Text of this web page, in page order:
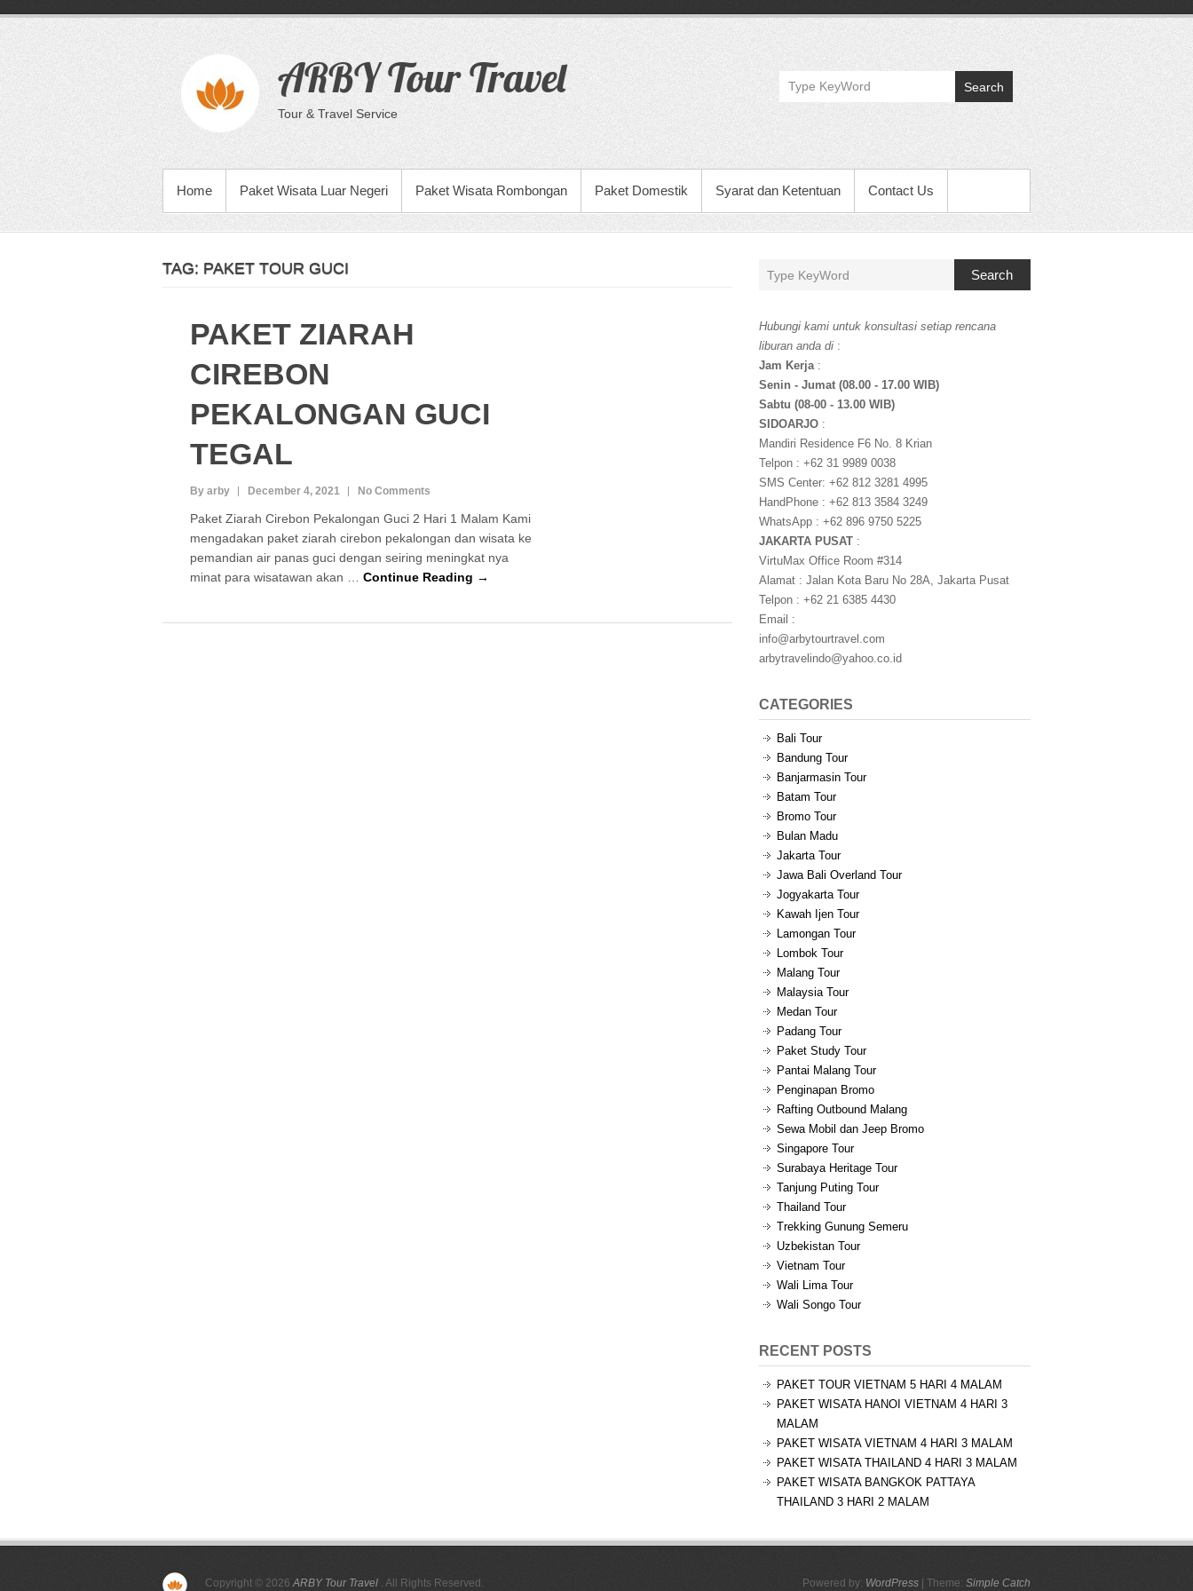
content
ARBY Tour Travel
Tour & Travel Service
Search
PRIMARY MENU
Home Paket Wisata Luar Negeri Paket Wisata Rombongan Paket Domestik Syarat dan Ketentuan Contact Us
TAG: PAKET TOUR GUCI
PAKET ZIARAH
CIREBON
PEKALONGAN GUCI
TEGAL
By arby December 4, 2021 No Comments
Paket Ziarah Cirebon Pekalongan Guci 2 Hari 1 Malam Kami
mengadakan paket ziarah cirebon pekalongan dan wisata ke
pemandian air panas guci dengan seiring meningkat nya
minat para wisatawan akan … Continue Reading →
Search
Hubungi kami untuk konsultasi setiap rencana
liburan anda di :
Jam Kerja:
Senin - Jumat (08.00 - 17.00 WIB)
Sabtu (08-00 - 13.00 WIB)
SIDOARJO:
Mandiri Residence F6 No. 8 Krian
Telpon : +62 31 9989 0038
SMS Center: +62 812 3281 4995
HandPhone : +62 813 3584 3249
WhatsApp : +62 896 9750 5225
JAKARTA PUSAT :
VirtuMax Office Room #314
Alamat : Jalan Kota Baru No 28A, Jakarta Pusat
Telpon : +62 21 6385 4430
Email :
info@arbytourtravel.com
arbytravelindo@yahoo.co.id
CATEGORIES
Bali Tour
Bandung Tour
Banjarmasin Tour
Batam Tour
Bromo Tour
Bulan Madu
Jakarta Tour
Jawa Bali Overland Tour
Jogyakarta Tour
Kawah Ijen Tour
Lamongan Tour
Lombok Tour
Malang Tour
Malaysia Tour
Medan Tour
Padang Tour
Paket Study Tour
Pantai Malang Tour
Penginapan Bromo
Rafting Outbound Malang
Sewa Mobil dan Jeep Bromo
Singapore Tour
Surabaya Heritage Tour
Tanjung Puting Tour
Thailand Tour
Trekking Gunung Semeru
Uzbekistan Tour
Vietnam Tour
Wali Lima Tour
Wali Songo Tour
RECENT POSTS
PAKET TOUR VIETNAM 5 HARI 4 MALAM
PAKET WISATA HANOI VIETNAM 4 HARI 3
MALAM
PAKET WISATA VIETNAM 4 HARI 3 MALAM
PAKET WISATA THAILAND 4 HARI 3 MALAM
PAKET WISATA BANGKOK PATTAYA
THAILAND 3 HARI 2 MALAM
Copyright © 2026ARBY Tour Travel . All Rights Reserved. Powered by: WordPress | Theme: Simple Catch